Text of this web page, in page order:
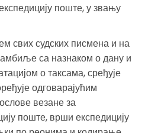
поште, у звању
свих судских писмена и на
са назнаком о дану и
о таксама, сређује
одговарајућим
везане за
поште, врши експедицију